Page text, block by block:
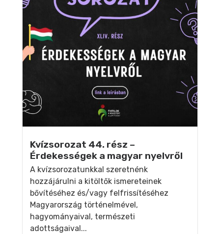
Kvízsorozat 44. rész –
Érdekességek a magyar nyelvről
A kvízsorozatunkkal szeretnénk
hozzájárulni a kitöltők ismereteinek
bővítéséhez és/vagy felfrissítéséhez
Magyarország történelmével,
hagyományaival, természeti
adottságaival...